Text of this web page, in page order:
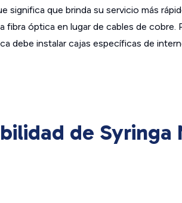
significa que brinda su servicio más
óptica en lugar de cables de cobre.
debe instalar cajas específicas de
de Syringa